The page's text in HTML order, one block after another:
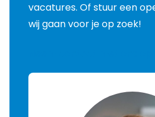
vacatures. Of stuur een
wij gaan voor je op zoek!